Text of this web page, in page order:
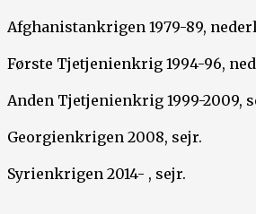
Afghanistankrigen 1979-89,
Første Tjetjenienkrig 1994-96,
Anden Tjetjenienkrig 1999-2009,
Georgienkrigen 2008, sejr.
Syrienkrigen 2014- , sejr.